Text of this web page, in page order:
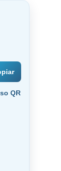
QR